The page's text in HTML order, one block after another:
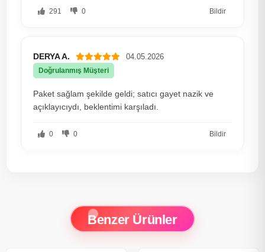
291 0 Bildir
DERYA A. 04.05.2026
Doğrulanmış Müşteri
Paket sağlam şekilde geldi; satıcı gayet nazik ve
açıklayıcıydı, beklentimi karşıladı.
0 0 Bildir
Benzer Ürünler